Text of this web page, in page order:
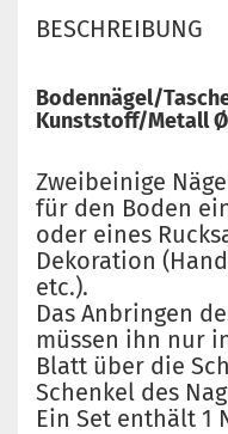
BESCHREIBUNG
Bodennägel/
Kunststoff/Metall Ø
Zweibeinige
für den Boden
oder eines
Dekoration
etc.).
Das Anbringen
müssen ihn nur
Blatt über die
Schenkel des
Ein Set enthält 1